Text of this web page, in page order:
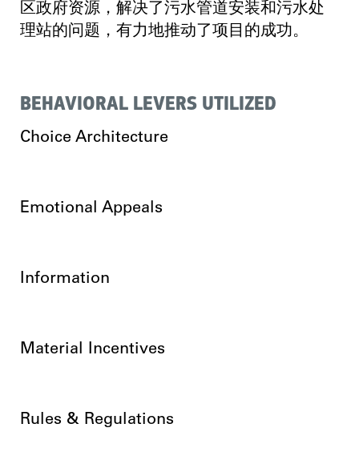
区政府资源，解决了污水管道安装和污水处
理站的问题，有力地推动了项目的成功。
BEHAVIORAL LEVERS UTILIZED
Choice Architecture
Emotional Appeals
Information
Material Incentives
Rules & Regulations